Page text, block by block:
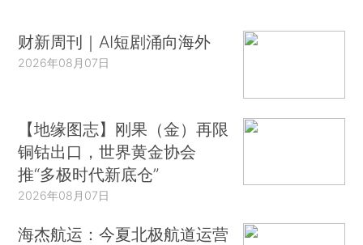
财新周刊｜AI短剧涌向海外
2026年08月07日
【地缘图志】刚果（金）再限
铜钴出口，世界黄金协会
推“多极时代新底仓”
2026年08月07日
海杰航运：今夏北极航道运营